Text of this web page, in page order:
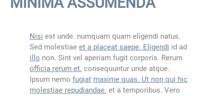
Nisi est unde. numquam quam eligendi natus.
Sed molestiae et a placeat saepe. Eligendi id ad
illo non. Sint vel aperiam fugit corporis. Rerum
officia rerum et. consequuntur unde atque.
Ipsum nemo fugiat maxime quas. Ut non qui hic
molestiae repudiandae. et a temporibus. Vero